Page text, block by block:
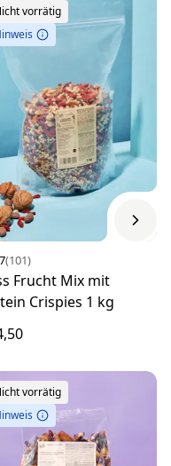
vorrätig
(101)
Frucht Mix mit
Crispies 1 kg
vorrätig